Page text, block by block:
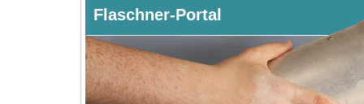
Flaschner-Portal